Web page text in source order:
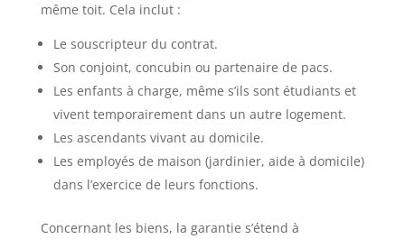
même toit. Cela inclut :
Le souscripteur du contrat.
Son conjoint, concubin ou partenaire de pacs.
Les enfants à charge, même s’ils sont étudiants et
vivent temporairement dans un autre logement.
Les ascendants vivant au domicile.
Les employés de maison (jardinier, aide à domicile)
dans l’exercice de leurs fonctions.
Concernant les biens, la garantie s’étend à